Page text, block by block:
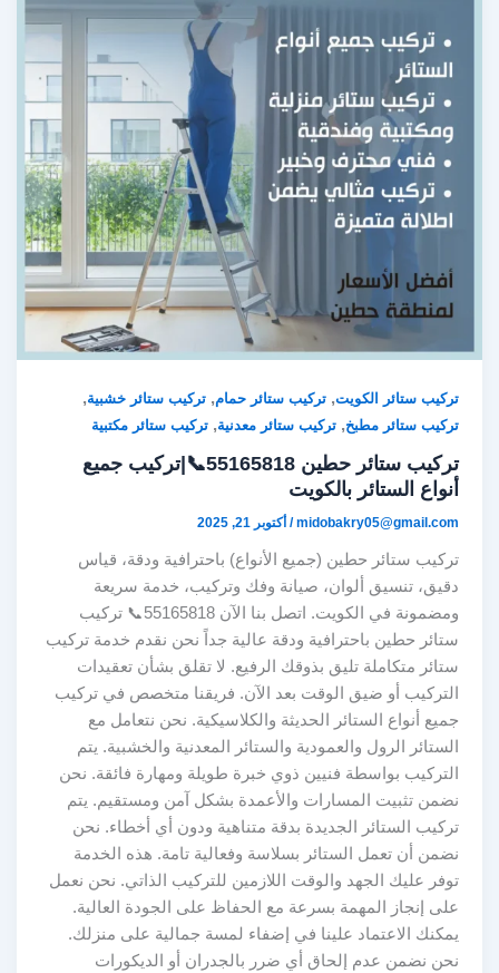
تركيب ستائر الكويت,تركيب ستائر حمام,تركيب ستائر خشبية,
تركيب ستائر مطبخ,تركيب ستائر معدنية,تركيب ستائر مكتبية
تركيب ستائر حطين 55165818📞|تركيب جميع
أنواع الستائر بالكويت
midobakry05@gmail.com
/أكتوبر 21, 2025
تركيب ستائر حطين (جميع الأنواع) باحترافية ودقة، قياس
دقيق، تنسيق ألوان، صيانة وفك وتركيب، خدمة سريعة
ومضمونة في الكويت. اتصل بنا الآن 55165818📞 تركيب
ستائر حطين باحترافية ودقة عالية جداً نحن نقدم خدمة تركيب
ستائر متكاملة تليق بذوقك الرفيع. لا تقلق بشأن تعقيدات
التركيب أو ضيق الوقت بعد الآن. فريقنا متخصص في تركيب
جميع أنواع الستائر الحديثة والكلاسيكية. نحن نتعامل مع
الستائر الرول والعمودية والستائر المعدنية والخشبية. يتم
التركيب بواسطة فنيين ذوي خبرة طويلة ومهارة فائقة. نحن
نضمن تثبيت المسارات والأعمدة بشكل آمن ومستقيم. يتم
تركيب الستائر الجديدة بدقة متناهية ودون أي أخطاء. نحن
نضمن أن تعمل الستائر بسلاسة وفعالية تامة. هذه الخدمة
توفر عليك الجهد والوقت اللازمين للتركيب الذاتي. نحن نعمل
على إنجاز المهمة بسرعة مع الحفاظ على الجودة العالية.
يمكنك الاعتماد علينا في إضفاء لمسة جمالية على منزلك.
نحن نضمن عدم إلحاق أي ضرر بالجدران أو الديكورات